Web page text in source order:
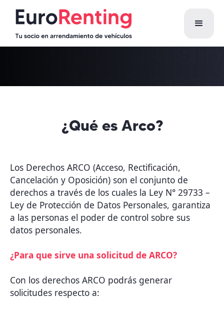
¿Qué es Arco?
Los Derechos ARCO (Acceso, Rectificación,
Cancelación y Oposición) son el conjunto de
derechos a través de los cuales la Ley N° 29733 –
Ley de Protección de Datos Personales, garantiza
a las personas el poder de control sobre sus
datos personales.
¿Para que sirve una solicitud de ARCO?
Con los derechos ARCO podrás generar
solicitudes respecto a: